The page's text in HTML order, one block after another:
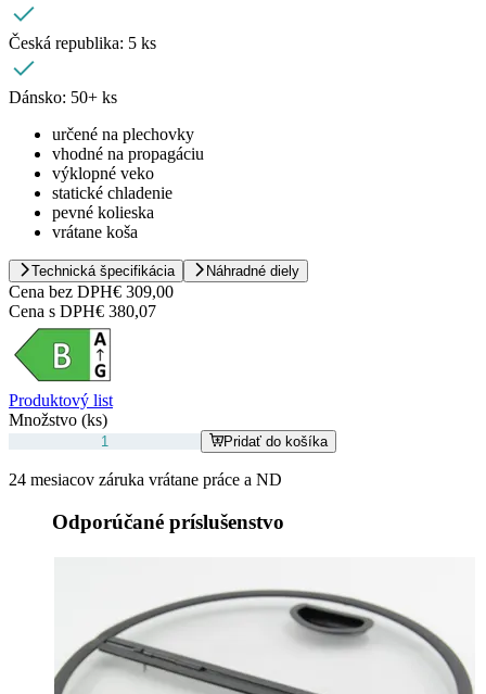
Česká republika: 5 ks
Dánsko: 50+ ks
určené na plechovky
vhodné na propagáciu
výklopné veko
statické chladenie
pevné kolieska
vrátane koša
Technická špecifikácia Náhradné diely
Cena bez DPH€ 309,00
Cena s DPH€ 380,07
Produktový list
Množstvo (ks)
Pridať do košíka
24 mesiacov záruka vrátane práce a ND
Odporúčané príslušenstvo